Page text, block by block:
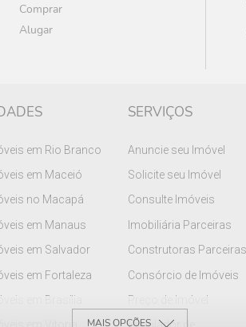
Comprar
Alugar
em Rio Branco
em Maceió
no Macapá
em Manaus
em Salvador
em Fortaleza
em Brasília
SERVIÇOS
Anuncie seu Imóvel
Solicite seu Imóvel
Consulte Imóveis
Imobiliária Parceiras
Construtoras Parceiras
Consórcio de Imóveis
Preço de Imóvel
MAIS OPÇÕES